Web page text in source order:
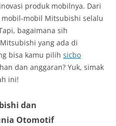
produk mobilnya. Dari
mobil Mitsubishi selalu
bagaimana sih
yang ada di
bisa kamu pilih sicbo
dan anggaran? Yuk, simak
ini!
dan
Otomotif